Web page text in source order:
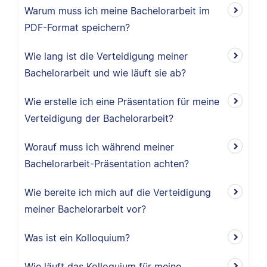
Warum muss ich meine Bachelorarbeit im
PDF-Format speichern?
Wie lang ist die Verteidigung meiner
Bachelorarbeit und wie läuft sie ab?
Wie erstelle ich eine Präsentation für meine
Verteidigung der Bachelorarbeit?
Worauf muss ich während meiner
Bachelorarbeit-Präsentation achten?
Wie bereite ich mich auf die Verteidigung
meiner Bachelorarbeit vor?
Was ist ein Kolloquium?